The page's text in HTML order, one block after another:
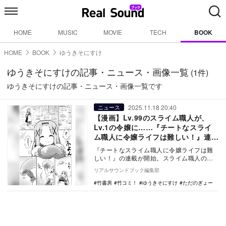
HOME MUSIC MOVIE TECH BOOK
HOME BOOK ゆうきそにすけ
ゆうきそにすけの記事・ニュース・画像一覧 (1件)
ゆうきそにすけの記事・ニュース・画像一覧です
ニュース 2025.11.18 20:40
【漫画】Lv.99のスライム職人が、
Lv.1の令嬢に……『チートなスライ
ム職人に令嬢ライフは難しい！』連載
開始
『チートなスライム職人に令嬢ライフは難
しい！』の連載が開始。スライム職人の主
人公が令嬢になってしまい……。
リアルサウンドブック編集部
竹書房
竹コミ！ ゆうきそにすけ ただのぎょー